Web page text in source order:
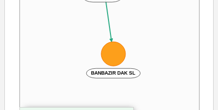
BANBAZIR DAK SL